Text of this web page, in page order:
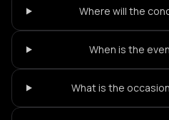
Where will the
When is the
What is the